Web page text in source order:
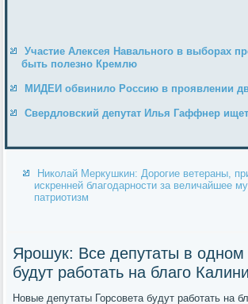
Участие Алексея Навального в выборах
быть полезно Кремлю
МИДЕИ обвинило Россию в проявлении
Свердловский депутат Илья Гаффнер
Николай Меркушкин: Дорогие ветераны,
искренней благодарности за величайшее
патриотизм
Ярошук: Все депутаты в
будут работать на благо
Новые депутаты Горсοвета будут рабοтать на